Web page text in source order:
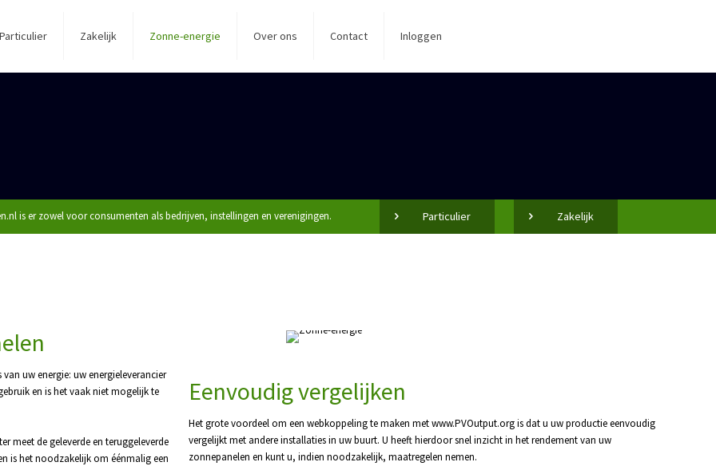
Particulier Zakelijk Zonne-energie Over ons Contact Inloggen
is er zowel voor consumenten als bedrijven, instellingen en verenigingen. Particulier Zakelijk
uw energie: uw energieleverancier
en is het vaak niet mogelijk te
meet de geleverde en teruggeleverde
is het noodzakelijk om éénmalig een
Eenvoudig vergelijken
Het grote voordeel om een webkoppeling te maken met www.PVOutput.org is dat u uw productie eenvoudig
vergelijkt met andere installaties in uw buurt. U heeft hierdoor snel inzicht in het rendement van uw
zonnepanelen en kunt u, indien noodzakelijk, maatregelen nemen.